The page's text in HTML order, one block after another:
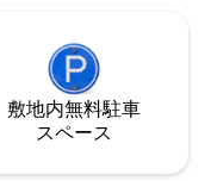
ッ
に
ず
Professionally
AltaHomes * Self check-in via smartlock.
* Flexible check-
standard hours. *
accepted with
Always available
敷地内無料駐⁠車
ス⁠ペ⁠ー⁠ス